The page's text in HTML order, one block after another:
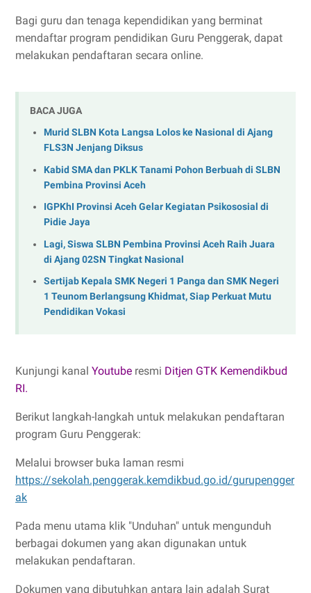
Bagi guru dan tenaga kependidikan yang berminat
mendaftar program pendidikan Guru Penggerak, dapat
melakukan pendaftaran secara online.
BACA JUGA
Murid SLBN Kota Langsa Lolos ke Nasional di Ajang
FLS3N Jenjang Diksus
Kabid SMA dan PKLK Tanami Pohon Berbuah di SLBN
Pembina Provinsi Aceh
IGPKhI Provinsi Aceh Gelar Kegiatan Psikososial di
Pidie Jaya
Lagi, Siswa SLBN Pembina Provinsi Aceh Raih Juara
di Ajang 02SN Tingkat Nasional
Sertijab Kepala SMK Negeri 1 Panga dan SMK Negeri
1 Teunom Berlangsung Khidmat, Siap Perkuat Mutu
Pendidikan Vokasi
Kunjungi kanal Youtube resmi Ditjen GTK Kemendikbud
RI.
Berikut langkah-langkah untuk melakukan pendaftaran
program Guru Penggerak:
Melalui browser buka laman resmi
https://sekolah.penggerak.kemdikbud.go.id/gurupengger
ak
Pada menu utama klik "Unduhan" untuk mengunduh
berbagai dokumen yang akan digunakan untuk
melakukan pendaftaran.
Dokumen yang dibutuhkan antara lain adalah Surat